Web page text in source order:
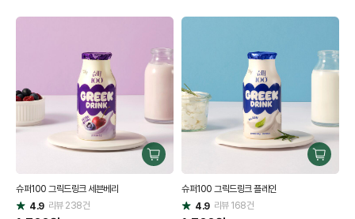
구
매
슈퍼100 그릭드링크 세븐베리
별 4.9 리뷰238건
구
매
슈퍼100 그릭드링크 플레인
별 4.9 리뷰168건